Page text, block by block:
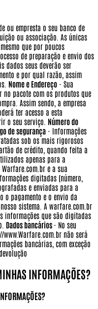
ou empresta o seu banco de
ou associação. As únicas
que por poucos
de preparação e envio dos
dados seus deverão ser
e por qual razão, assim
Nome e Endereço - Sua
pacote com os produtos que
Assim sendo, a empresa
ter acesso a esta
o seu serviço. Número do
de segurança - Informações
sob os mais rigorosos
de crédito, quando feita a
apenas para a
e a sua
digitadas (número,
e enviadas para a
o pagamento e o envio da
sistema. A warfare.com.br
informações que são digitadas
Dados bancários- No seu
não será
bancárias, com exceção
INFORMAÇÕES?